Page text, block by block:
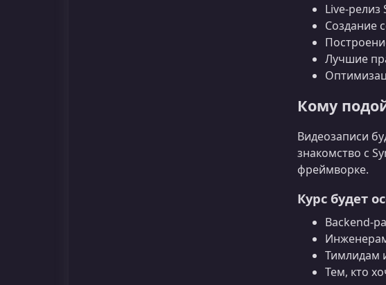
Live-
Создание
Лучшие
Кому
Видеозаписи
знакомство с
фреймворке.
Курс будет
Тимлидам
Тем, кто